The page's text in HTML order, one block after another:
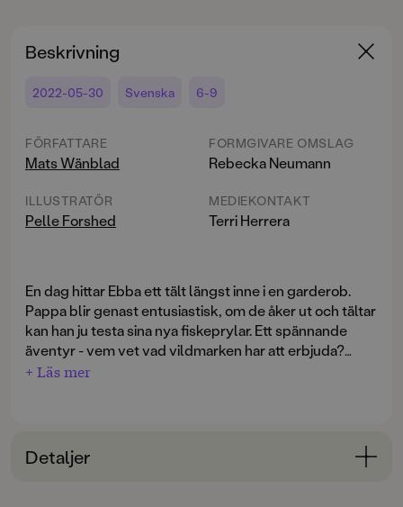
Beskrivning
2022-05-30 Svenska 6-9
FÖRFATTARE
Mats Wänblad
ILLUSTRATÖR
Pelle Forshed
FORMGIVARE OMSLAG
Rebecka Neumann
MEDIEKONTAKT
Terri Herrera
En dag hittar Ebba ett tält längst inne i en garderob.
Pappa blir genast entusiastisk, om de åker ut och tältar
kan han ju testa sina nya fiskeprylar. Ett spännande
äventyr - vem vet vad vildmarken har att erbjuda?
Boris ska självklart också följa med, så att Ebba har
Serien Familjen Monstersson är en modern klassiker i
+ Läs mer
Detaljer